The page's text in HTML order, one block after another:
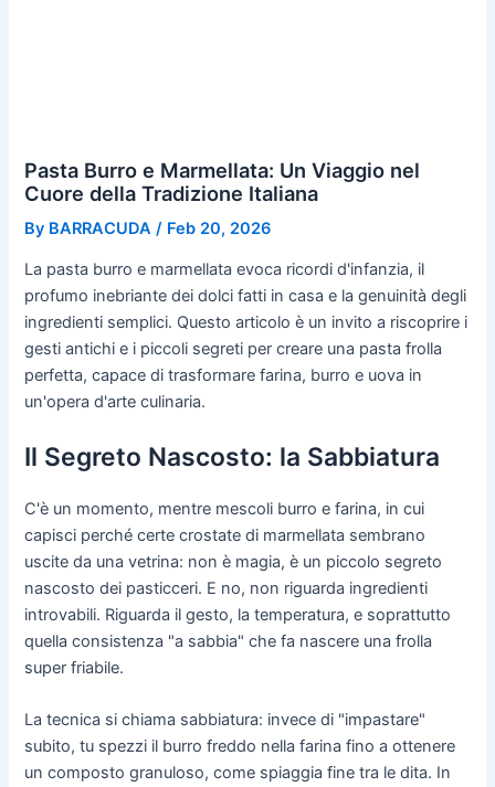
Pasta Burro e Marmellata: Un Viaggio nel
Cuore della Tradizione Italiana
By BARRACUDA / Feb 20, 2026
La pasta burro e marmellata evoca ricordi d'infanzia, il
profumo inebriante dei dolci fatti in casa e la genuinità degli
ingredienti semplici. Questo articolo è un invito a riscoprire i
gesti antichi e i piccoli segreti per creare una pasta frolla
perfetta, capace di trasformare farina, burro e uova in
un'opera d'arte culinaria.
Il Segreto Nascosto: la Sabbiatura
C'è un momento, mentre mescoli burro e farina, in cui
capisci perché certe crostate di marmellata sembrano
uscite da una vetrina: non è magia, è un piccolo segreto
nascosto dei pasticceri. E no, non riguarda ingredienti
introvabili. Riguarda il gesto, la temperatura, e soprattutto
quella consistenza "a sabbia" che fa nascere una frolla
super friabile.
La tecnica si chiama sabbiatura: invece di "impastare"
subito, tu spezzi il burro freddo nella farina fino a ottenere
un composto granuloso, come spiaggia fine tra le dita. In